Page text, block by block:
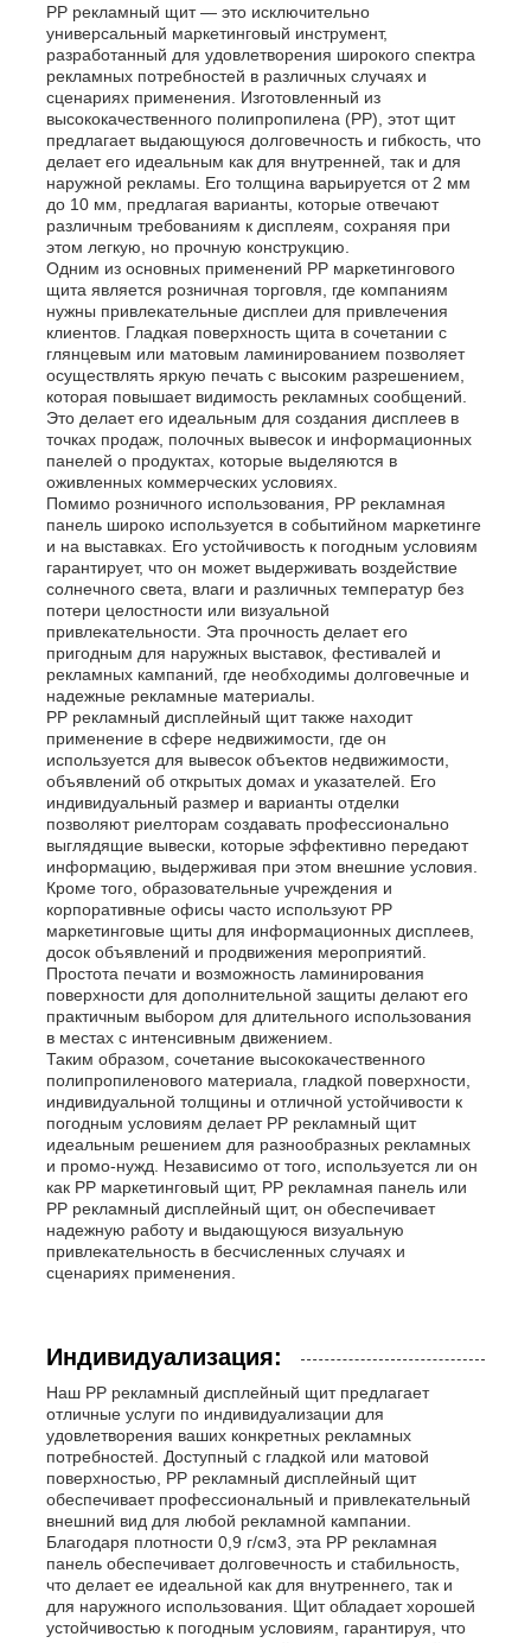
PP рекламный щит — это исключительно
универсальный маркетинговый инструмент,
разработанный для удовлетворения широкого спектра
рекламных потребностей в различных случаях и
сценариях применения. Изготовленный из
высококачественного полипропилена (PP), этот щит
предлагает выдающуюся долговечность и гибкость, что
делает его идеальным как для внутренней, так и для
наружной рекламы. Его толщина варьируется от 2 мм
до 10 мм, предлагая варианты, которые отвечают
различным требованиям к дисплеям, сохраняя при
этом легкую, но прочную конструкцию.
Одним из основных применений PP маркетингового
щита является розничная торговля, где компаниям
нужны привлекательные дисплеи для привлечения
клиентов. Гладкая поверхность щита в сочетании с
глянцевым или матовым ламинированием позволяет
осуществлять яркую печать с высоким разрешением,
которая повышает видимость рекламных сообщений.
Это делает его идеальным для создания дисплеев в
точках продаж, полочных вывесок и информационных
панелей о продуктах, которые выделяются в
оживленных коммерческих условиях.
Помимо розничного использования, PP рекламная
панель широко используется в событийном маркетинге
и на выставках. Его устойчивость к погодным условиям
гарантирует, что он может выдерживать воздействие
солнечного света, влаги и различных температур без
потери целостности или визуальной
привлекательности. Эта прочность делает его
пригодным для наружных выставок, фестивалей и
рекламных кампаний, где необходимы долговечные и
надежные рекламные материалы.
PP рекламный дисплейный щит также находит
применение в сфере недвижимости, где он
используется для вывесок объектов недвижимости,
объявлений об открытых домах и указателей. Его
индивидуальный размер и варианты отделки
позволяют риелторам создавать профессионально
выглядящие вывески, которые эффективно передают
информацию, выдерживая при этом внешние условия.
Кроме того, образовательные учреждения и
корпоративные офисы часто используют PP
маркетинговые щиты для информационных дисплеев,
досок объявлений и продвижения мероприятий.
Простота печати и возможность ламинирования
поверхности для дополнительной защиты делают его
практичным выбором для длительного использования
в местах с интенсивным движением.
Таким образом, сочетание высококачественного
полипропиленового материала, гладкой поверхности,
индивидуальной толщины и отличной устойчивости к
погодным условиям делает PP рекламный щит
идеальным решением для разнообразных рекламных
и промо-нужд. Независимо от того, используется ли он
как PP маркетинговый щит, PP рекламная панель или
PP рекламный дисплейный щит, он обеспечивает
надежную работу и выдающуюся визуальную
привлекательность в бесчисленных случаях и
сценариях применения.
Индивидуализация:
Наш PP рекламный дисплейный щит предлагает
отличные услуги по индивидуализации для
удовлетворения ваших конкретных рекламных
потребностей. Доступный с гладкой или матовой
поверхностью, PP рекламный дисплейный щит
обеспечивает профессиональный и привлекательный
внешний вид для любой рекламной кампании.
Благодаря плотности 0,9 г/см3, эта PP рекламная
панель обеспечивает долговечность и стабильность,
что делает ее идеальной как для внутреннего, так и
для наружного использования. Щит обладает хорошей
устойчивостью к погодным условиям, гарантируя, что